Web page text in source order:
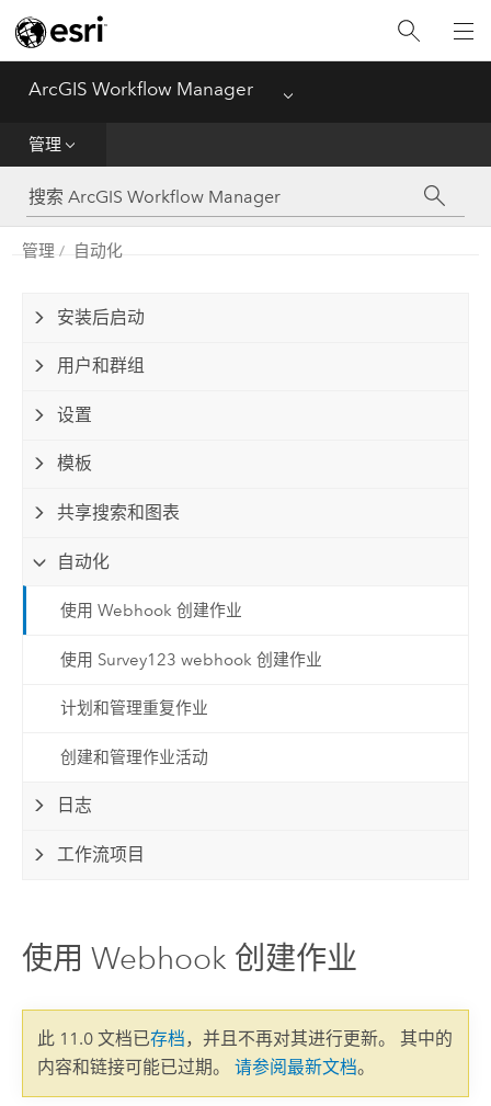
ArcGIS Workflow Manager Menu
管理
帮助
管理
管理 自动化
安装后启动
用户和群组
设置
模板
共享搜索和图表
自动化
使用 Webhook 创建作业
使用 Survey123 webhook 创建作业
计划和管理重复作业
创建和管理作业活动
日志
工作流项目
使用 Webhook 创建作业
此 11.0 文档已存档，并且不再对其进行更新。 其中的
内容和链接可能已过期。 请参阅最新文档。